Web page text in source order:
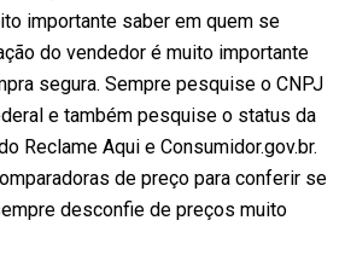
importante saber em quem se
do vendedor é muito importante
segura. Sempre pesquise o CNPJ
e também pesquise o status da
Reclame Aqui e Consumidor.gov.br.
de preço para conferir se
desconfie de preços muito